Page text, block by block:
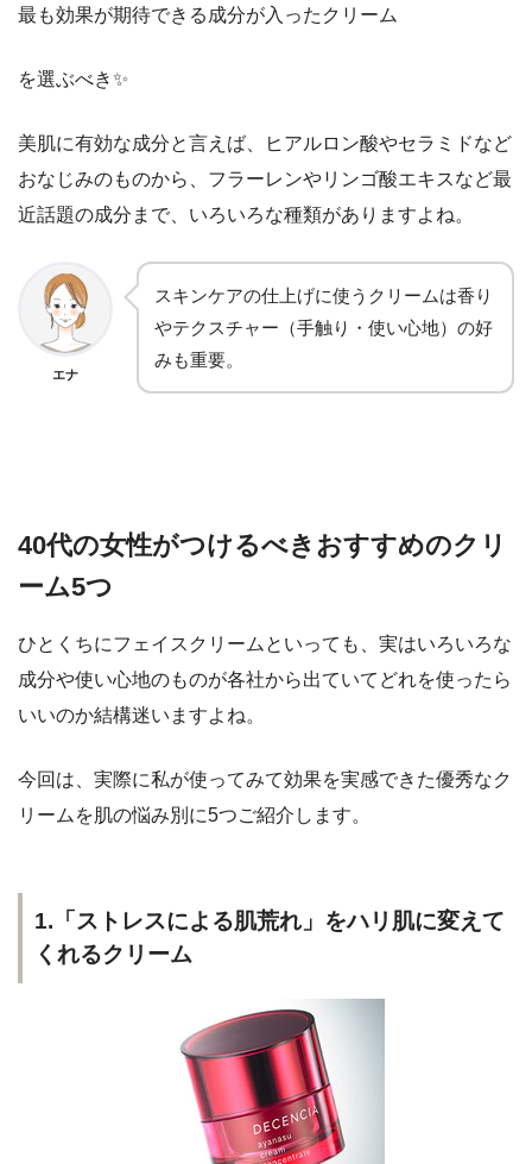
最も効果が期待できる成分が入ったクリーム
を選ぶべき✨
美肌に有効な成分と言えば、 ヒアルロン酸やセラミドなど
おなじみのものから、 フラーレンやリンゴ酸エキスなど最
近話題の成分 まで、いろいろな種類がありますよね。
エナ
スキンケアの仕上げに使うクリームは香り
やテクスチャー （手触り・使い心地）の好
みも重要。
40代の女性がつけるべきおすすめのクリ
ーム5つ
ひとくちにフェイスクリームといっても、実はいろいろな
成分や使い心地のものが各社から出ていてどれを使ったら
いいのか結構迷いますよね。
今回は、実際に私が使ってみて効果を実感できた優秀なク
リームを 肌の悩み別に5つご紹介します。
1.「ストレスによる肌荒れ」をハリ肌に変えて
くれるクリーム